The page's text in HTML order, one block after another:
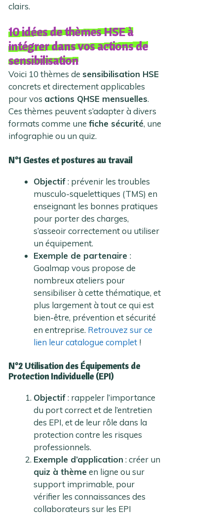
clairs.
10 idées de thèmes HSE à
intégrer dans vos actions de
sensibilisation
Voici 10 thèmes desensibilisation HSE
concrets et directement applicables
pour vos actions QHSE mensuelles.
Ces thèmes peuvent s’adapter à divers
formats comme unefiche sécurité, une
infographie ou un quiz.
N°1 Gestes et postures au travail
Objectif: prévenir les troubles
musculo-squelettiques (TMS) en
enseignant les bonnes pratiques
pour porter des charges,
s’asseoir correctement ou utiliser
un équipement.
Exemple de partenaire:
Goalmap vous propose de
nombreux ateliers pour
sensibiliser à cette thématique, et
plus largement à tout ce qui est
bien-être, prévention et sécurité
en entreprise. Retrouvez sur ce
lien leur catalogue complet !
N°2 Utilisation des Équipements de
Protection Individuelle (EPI)
Objectif: rappeler l’importance
du port correct et de l’entretien
des EPI, et de leur rôle dans la
protection contre les risques
professionnels.
Exemple d’application : créer un
quiz à thème en ligne ou sur
support imprimable, pour
vérifier les connaissances des
collaborateurs sur les EPI